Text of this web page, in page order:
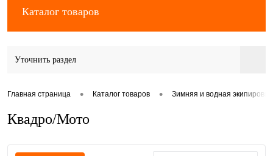
Каталог товаров
Уточнить раздел
Главная страница • Каталог товаров • Зимняя и водная
Квадро/Мото